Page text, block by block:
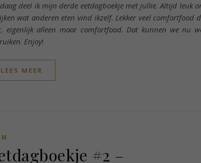
deel ik mijn derde eetdagboekje met jullie. Altijd leuk
wat anderen eten vind ikzelf. Lekker veel comfortfood
eigenlijk alleen maar comfortfood. Dat kunnen we nu
. Enjoy!
LEES MEER
#2 –